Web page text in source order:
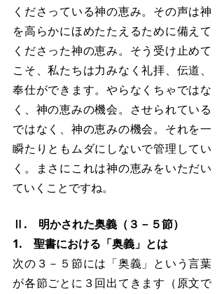
くださっている神の恵み。その声は神
を高らかにほめたたえるために備えて
くださった神の恵み。そう受け止めて
こそ、私たちは力みなく礼拝、伝道、
奉仕ができます。やらなくちゃではな
く、神の恵みの機会。させられている
ではなく、神の恵みの機会。それを一
瞬たりともムダにしないで管理してい
く。まさにこれは神の恵みをいただい
ていくことですね。
Ⅱ.　明かされた奥義（３－５節）
1.　聖書における「奥義」とは
次の３－５節には「奥義」という言葉
が各節ごとに３回出てきます（原文で